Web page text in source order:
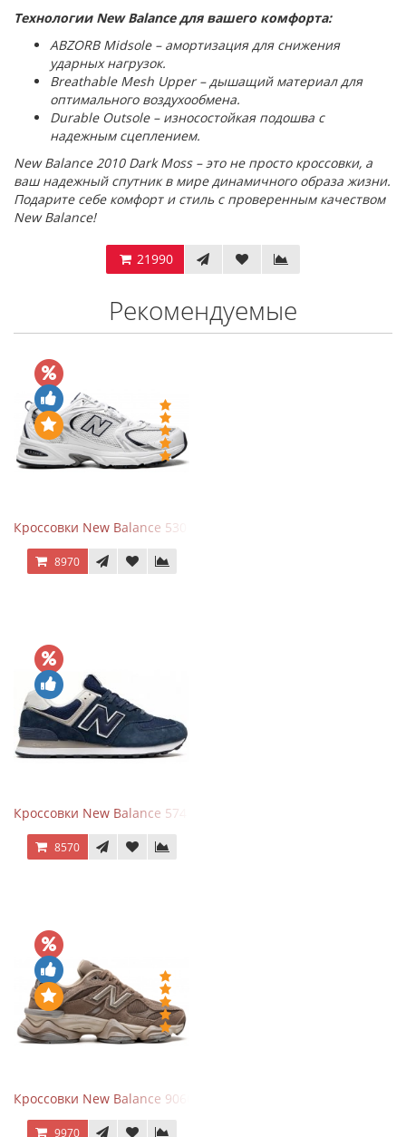
Технологии New Balance для вашего комфорта:
ABZORB Midsole – амортизация для снижения
ударных нагрузок.
Breathable Mesh Upper – дышащий материал для
оптимального воздухообмена.
Durable Outsole – износостойкая подошва с
надежным сцеплением.
New Balance 2010 Dark Moss – это не просто кроссовки, а
ваш надежный спутник в мире динамичного образа жизни.
Подарите себе комфорт и стиль с проверенным качеством
New Balance!
21990
Рекомендуемые
Кроссовки New Balance 530 White Silver Navy
8970
Кроссовки New Balance 574 Navy Blue White
8570
Кроссовки New Balance 9060 Mushroom
9970